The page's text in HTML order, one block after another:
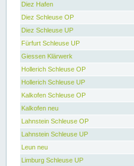
Diez Hafen
Diez Schleuse OP
Diez Schleuse UP
Fürfurt Schleuse UP
Giessen Klärwerk
Hollerich Schleuse OP
Hollerich Schleuse UP
Kalkofen Schleuse OP
Kalkofen neu
Lahnstein Schleuse OP
Lahnstein Schleuse UP
Leun neu
Limburg Schleuse UP